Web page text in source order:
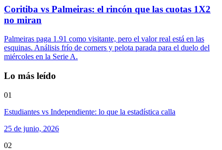
Coritiba vs Palmeiras: el rincón que las cuotas 1X2
no miran
Palmeiras paga 1.91 como visitante, pero el valor real está en las
esquinas. Análisis frío de corners y pelota parada para el duelo del
miércoles en la Serie A.
Lo más leído
01
Estudiantes vs Independiente: lo que la estadística calla
25 de junio, 2026
02